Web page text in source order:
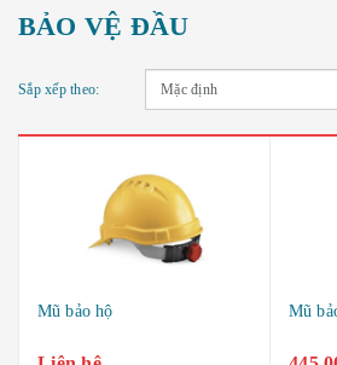
BẢO VỆ ĐẦU
Sắp xếp theo:
Mũ bảo hộ Mũ